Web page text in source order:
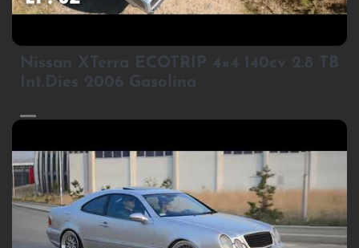
3
Nissan XTerra ECOTRIP 4×4 140cv 2.8 TB
Int.Dies 2006 Gasolina